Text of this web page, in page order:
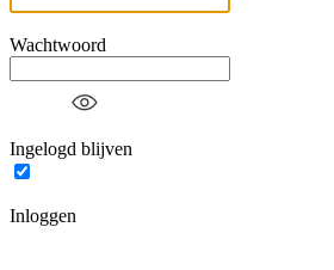
Wachtwoord
Ingelogd blijven
Inloggen